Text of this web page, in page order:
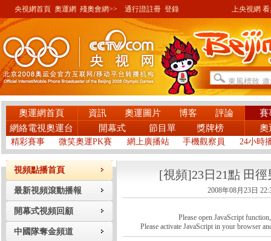
央視網首頁 奧運網 殘奧會網>> 通行證註冊 登錄 上央視網 看奧
奧運網首頁 資訊 奧運圖片 博客 評論
賽
網絡電視奧運台
開幕式 節目單 獎牌榜 奧
精彩賽事 微笑奧運PK賽 網上廣播站 手機觀察員 24小時
視頻點播首頁
最新視頻滾動播報
開幕式視頻回顧
中國隊奪金頻道
[視頻]23日21點 田
2008年08月23日
Please open JavaScript
Please activate JavaScript in your browser